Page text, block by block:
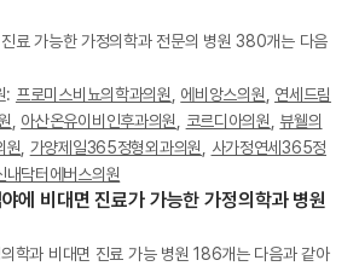
료 가능한 가정의학과 전문의 병원 380개는 다음
: 프로미스비뇨의학과의원 에비앙스의원
연세드림
아산온유이비인후과의원 코르디아의원
뷰웰의
원 가양제일365정형외과의원
사가정연세365정
내닥터에버스의원
에 비대면 진료가 가능한 가정의학과 병원
학과 비대면 진료 가능 병원 186개는 다음과 같아